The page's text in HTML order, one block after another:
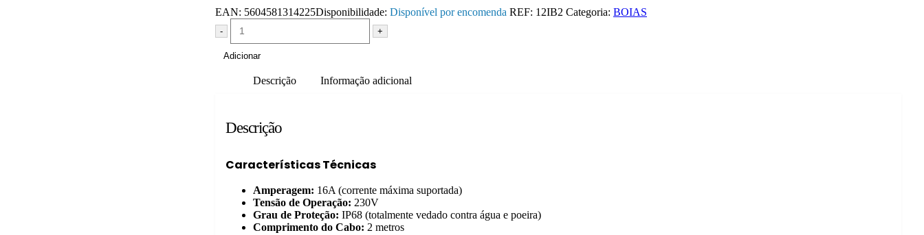
EAN: 5604581314225Disponibilidade: Disponível por encomenda REF: 12IB2 Categoria: BOIAS
- +
Adicionar
Descrição Informação adicional
Descrição
Características Técnicas
Amperagem: 16A (corrente máxima suportada)
Tensão de Operação: 230V
Grau de Proteção: IP68 (totalmente vedado contra água e poeira)
Comprimento do Cabo: 2 metros